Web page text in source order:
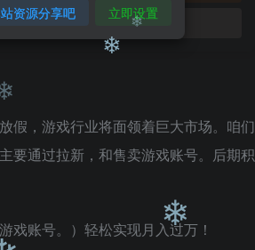
开通会员
假，游戏行业将面领着巨大市场。咱们
要通过拉新，和售卖游戏账号。后期积
戏账号。）轻松实现月入过万！
资源分享吧 立即设置
❄
❄